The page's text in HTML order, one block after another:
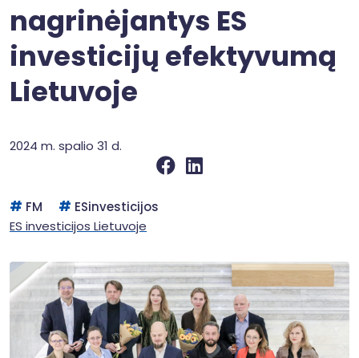
nagrinėjantys ES
investicijų efektyvumą
Lietuvoje
2024 m. spalio 31 d.
FM
ESinvesticijos
ES investicijos Lietuvoje